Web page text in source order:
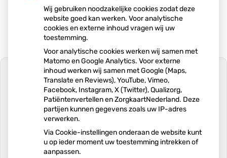
U heeft geen toestemming gegeven
voorexterne inhouddie nodig is om dit
Cookie-instellingen wijzigen
Wij gebruiken noodzakelijke cookies zodat deze
website goed kan werken. Voor analytische
cookies en externe inhoud vragen wij uw
toestemming.
Voor analytische cookies werken wij samen met
Matomo en Google Analytics. Voor externe
inhoud werken wij samen met Google (Maps,
Translate en Reviews), YouTube, Vimeo,
Facebook, Instagram, X (Twitter), Qualizorg,
Patiëntenvertellen en ZorgkaartNederland. Deze
partijen kunnen gegevens zoals uw IP-adres
verwerken.
Via Cookie-instellingen onderaan de website kunt
u op ieder moment uw toestemming intrekken of
aanpassen.